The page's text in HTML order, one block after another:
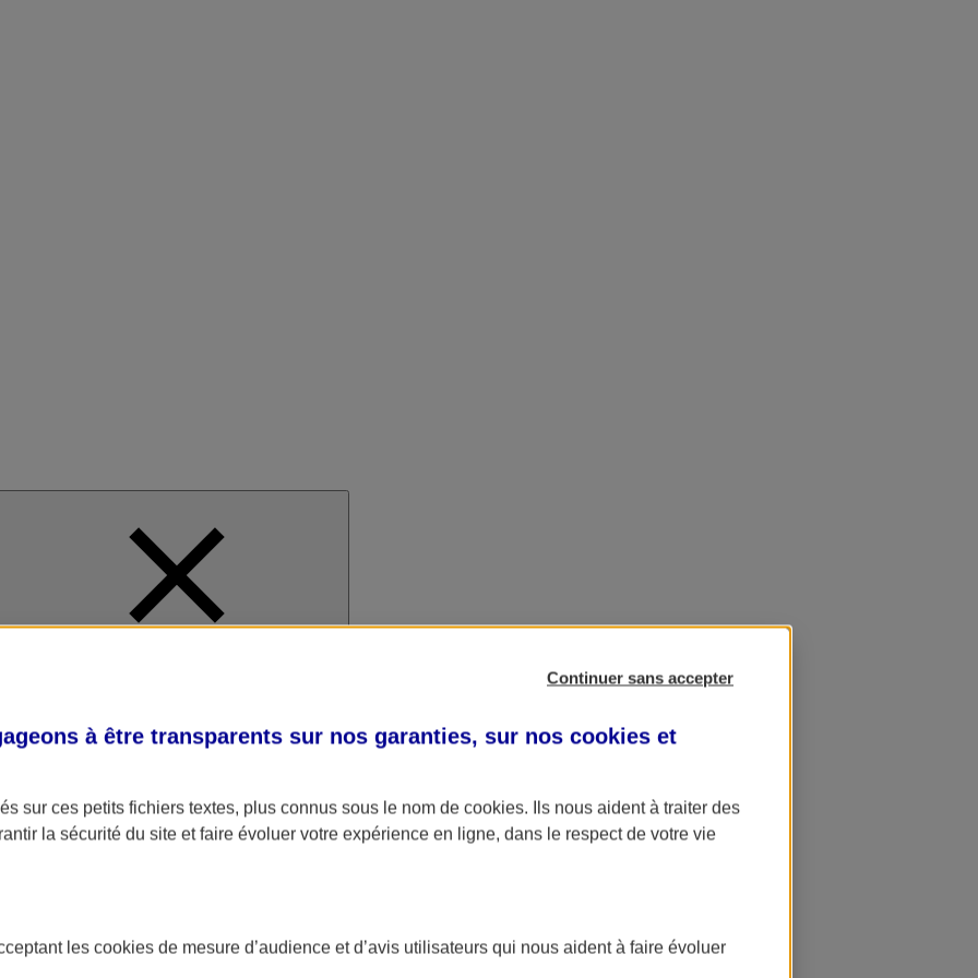
Continuer sans accepter
à être transparents sur nos garanties, sur nos cookies et
sur ces petits fichiers textes, plus connus sous le nom de cookies. Ils nous aident à traiter des
la sécurité du site et faire évoluer votre expérience en ligne, dans le respect de votre vie
les cookies de mesure d’audience et d’avis utilisateurs qui nous aident à faire évoluer